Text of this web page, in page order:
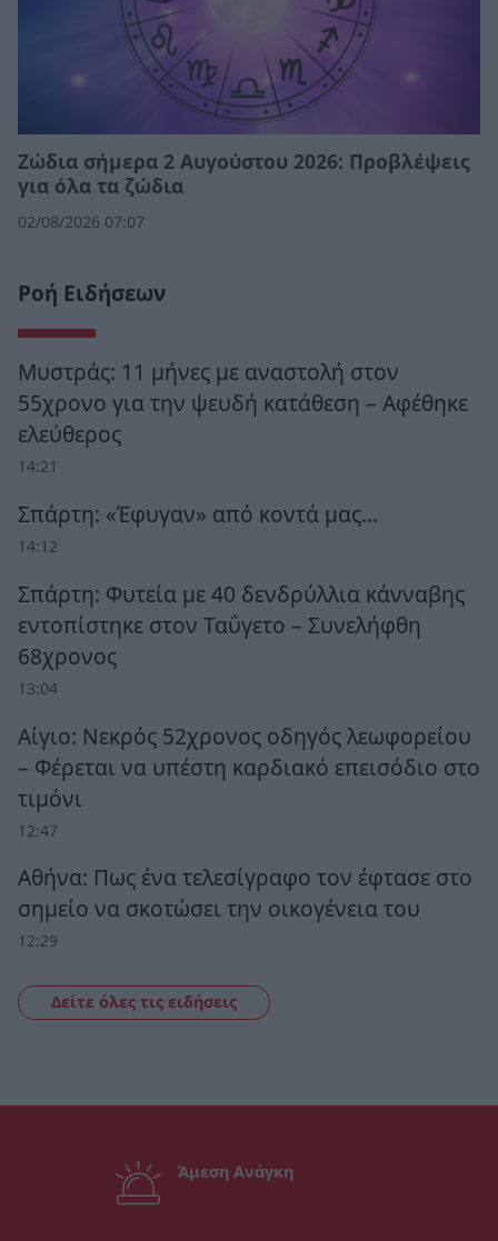
Ζώδια σήμερα 2 Αυγούστου 2026: Προβλέψεις
για όλα τα ζώδια
02/08/2026 07:07
Ροή Ειδήσεων
Μυστράς: 11 μήνες με αναστολή στον
55χρονο για την ψευδή κατάθεση – Αφέθηκε
ελεύθερος
14:21
Σπάρτη: «Έφυγαν» από κοντά μας…
14:12
Σπάρτη: Φυτεία με 40 δενδρύλλια κάνναβης
εντοπίστηκε στον Ταΰγετο – Συνελήφθη
68χρονος
13:04
Αίγιο: Νεκρός 52χρονος οδηγός λεωφορείου
– Φέρεται να υπέστη καρδιακό επεισόδιο στο
τιμόνι
12:47
Αθήνα: Πως ένα τελεσίγραφο τον έφτασε στο
σημείο να σκοτώσει την οικογένεια του
12:29
Δείτε όλες τις ειδήσεις
Άμεση Ανάγκη